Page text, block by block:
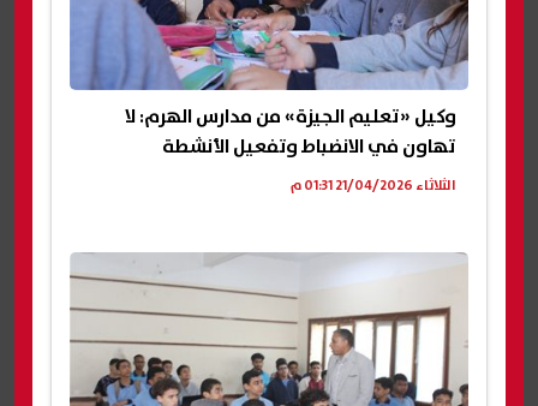
وكيل «تعليم الجيزة» من مدارس الهرم: لا
تهاون في الانضباط وتفعيل الأنشطة
الثلاثاء 21/04/2026 01:31 م